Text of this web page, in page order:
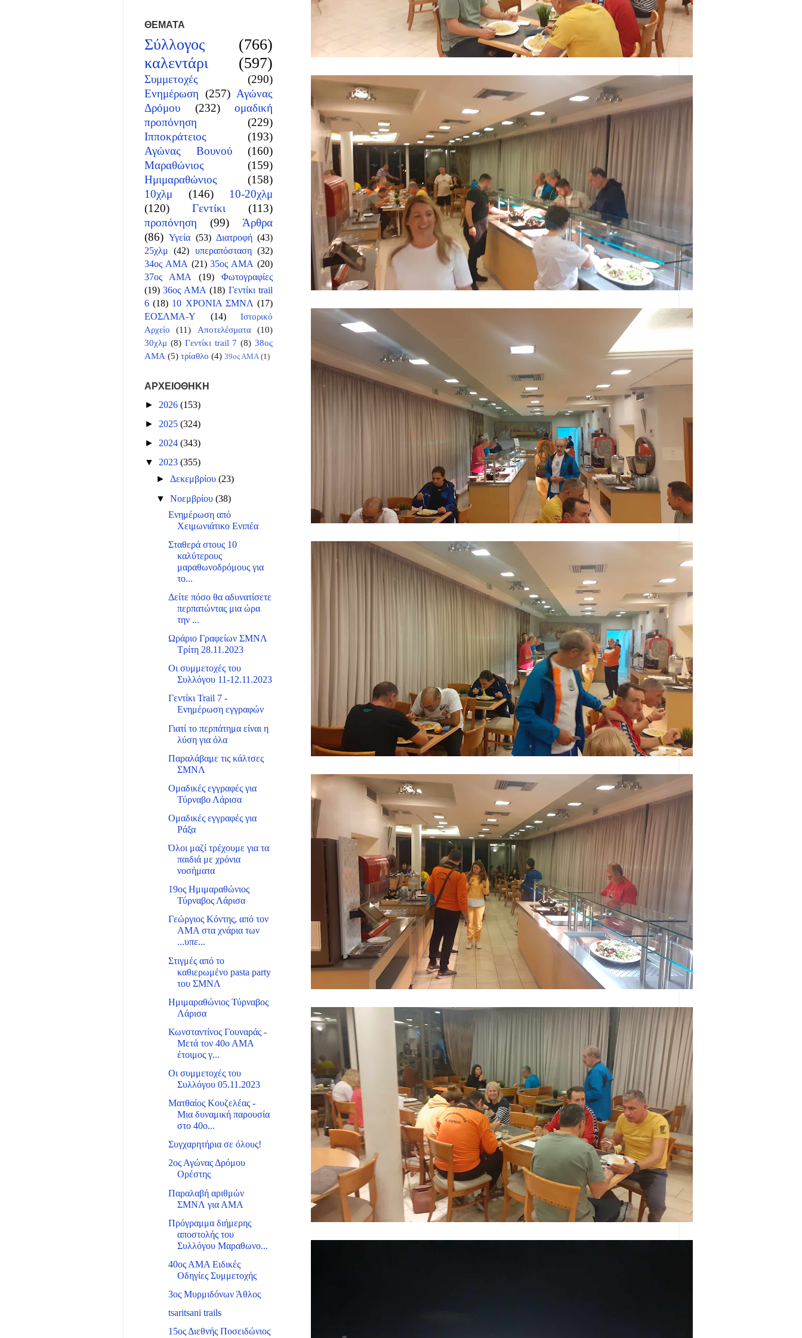
ΘΕΜΑΤΑ
Σύλλογος
(766)
καλεντάρι
(597)
Συμμετοχές
(290)
Ενημέρωση (257) Αγώνας
Δρόμου
(232)
ομαδική
προπόνηση
(229)
Ιπποκράτειος
(193)
Αγώνας Βουνού
(160)
Μαραθώνιος
(159)
Ημιμαραθώνιος
(158)
10χλμ
(146)
10-20χλμ
(120)
Γεντίκι
(113)
προπόνηση
(99)
Άρθρα
(86) Υγεία (53) Διατροφή (43)
25χλμ (42) υπεραπόσταση (32)
34ος ΑΜΑ (21) 35ος ΑΜΑ (20)
37ος ΑΜΑ
(19)
Φωτογραφίες
(19) 36ος ΑΜΑ (18) Γεντίκι trail
6 (18) 10 ΧΡΟΝΙΑ ΣΜΝΛ (17)
ΕΟΣΛΜΑ-Υ
(14)
Ιστορικό
Αρχείο
(11) Αποτελέσματα
(10)
30χλμ (8) Γεντίκι trail 7 (8) 38ος
ΑΜΑ (5) τρίαθλο (4) 39ος ΑΜΑ (1)
ΑΡΧΕΙΟΘΗΚΗ
► 2026 (153)
► 2025 (324)
► 2024 (343)
▼ 2023 (355)
► Δεκεμβρίου(23)
▼Νοεμβρίου(38)
Ενημέρωση από
Χειμωνιάτικο Ενιπέα
Σταθερά στους 10
καλύτερους
μαραθωνοδρόμους για
το...
Δείτε πόσο θα αδυνατίσετε
περπατώντας μια ώρα
την ...
Ωράριο Γραφείων ΣΜΝΛ
Τρίτη 28.11.2023
Οι συμμετοχές του
Συλλόγου 11-12.11.2023
Γεντίκι Trail 7 -
Ενημέρωση εγγραφών
Γιατί το περπάτημα είναι η
λύση για όλα
Παραλάβαμε τις κάλτσες
ΣΜΝΛ
Ομαδικές εγγραφές για
Τύρναβο Λάρισα
Ομαδικές εγγραφές για
Ράξα
Όλοι μαζί τρέχουμε για τα
παιδιά με χρόνια
νοσήματα
19ος Ημιμαραθώνιος
Τύρναβος Λάρισα
Γεώργιος Κόντης, από τον
ΑΜΑ στα χνάρια των
...υπε...
Στιγμές από το
καθιερωμένο pasta party
του ΣΜΝΛ
Ημιμαραθώνιος Τύρναβος
Λάρισα
Κωνσταντίνος Γουναράς -
Μετά τον 40ο ΑΜΑ
έτοιμος γ...
Οι συμμετοχές του
Συλλόγου 05.11.2023
Ματθαίος Κουζελέας -
Μια δυναμική παρουσία
στο 40ο...
Συγχαρητήρια σε όλους!
2ος Αγώνας Δρόμου
Ορέστης
Παραλαβή αριθμών
ΣΜΝΛ για ΑΜΑ
Πρόγραμμα διήμερης
αποστολής του
Συλλόγου Μαραθωνο...
40ος ΑΜΑ Ειδικές
Οδηγίες Συμμετοχής
3ος Μυρμιδόνων Άθλος
tsaritsani trails
15ος Διεθνής Ποσειδώνιος